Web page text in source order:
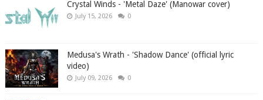
Crystal Winds - 'Metal Daze' (Manowar cover)
July 15, 2026 0
Medusa's Wrath - 'Shadow Dance' (official lyric
video)
July 09, 2026 0